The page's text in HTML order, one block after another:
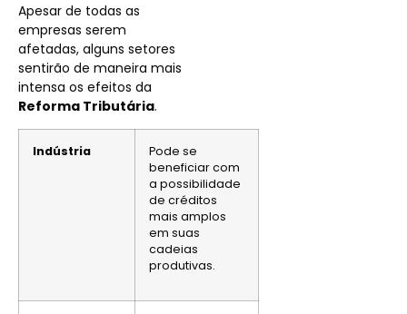
Apesar de todas as
empresas serem
afetadas, alguns setores
sentirão de maneira mais
intensa os efeitos da
Reforma Tributária.
Indústria
Pode se
beneficiar com
a possibilidade
de créditos
mais amplos
em suas
cadeias
produtivas.